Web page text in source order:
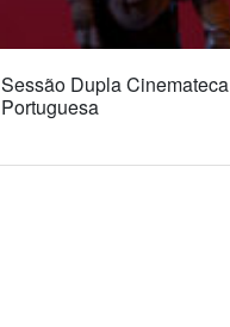
Sessão Dupla Cinemateca
Portuguesa